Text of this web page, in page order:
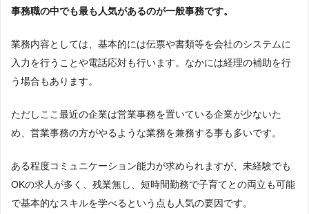
事務職の中でも最も人気があるのが一般事務です。
業務内容としては、基本的には伝票や書類等を会社のシステムに
入力を行うことや電話応対も行います。なかには経理の補助を行
う場合もあります。
ただしここ最近の企業は営業事務を置いている企業が少ないた
め、営業事務の方がやるような業務を兼務する事も多いです。
ある程度コミュニケーション能力が求められますが、未経験でも
OKの求人が多く、残業無し、短時間勤務で子育てとの両立も可能
で基本的なスキルを学べるという点も人気の要因です。